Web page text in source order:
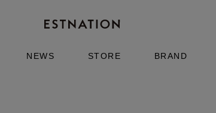
NEWS STORE BRAND